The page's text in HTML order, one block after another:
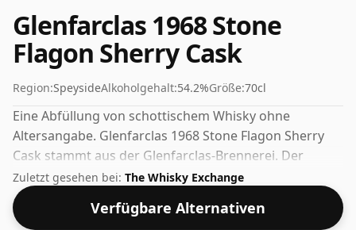
Glenfarclas 1968 Stone
Flagon Sherry Cask
Region:SpeysideAlkoholgehalt:54.2%Größe:70cl
Eine Abfüllung von schottischem Whisky ohne
Altersangabe. Glenfarclas 1968 Stone Flagon Sherry
Cask stammt aus der Glenfarclas-Brennerei. Der
Alkoholgehalt dieses Whiskys beträgt erfreuliche 54,2
%.
Zuletzt gesehen bei: The Whisky Exchange
Verfügbare Alternativen